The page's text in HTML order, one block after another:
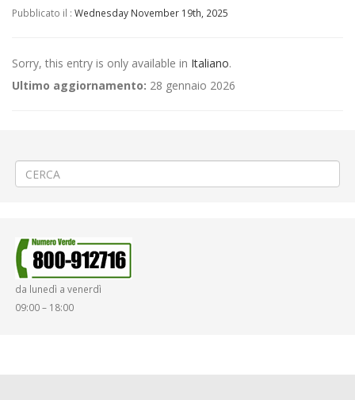
Pubblicato il : Wednesday November 19th, 2025
Sorry, this entry is only available in Italiano.
Ultimo aggiornamento: 28 gennaio 2026
da lunedì a venerdì
09:00 – 18:00